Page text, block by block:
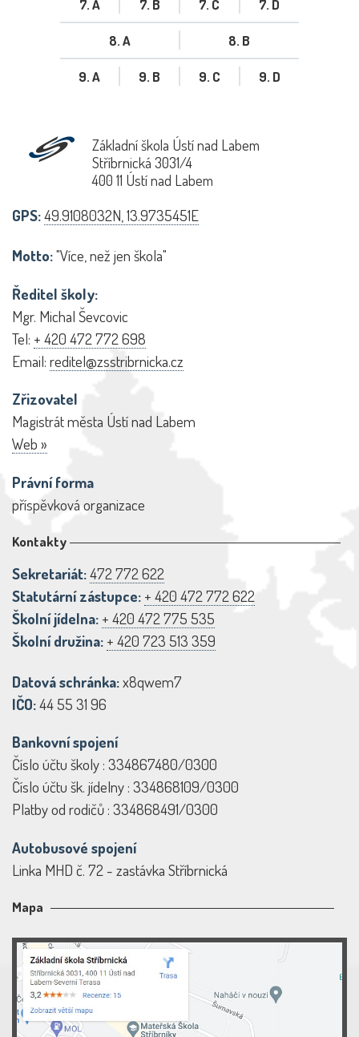
7. A 7. B 7. C 7. D
8. A 8. B
9. A 9. B 9. C 9. D
Základní škola Ústí nad Labem
Stříbrnická 3031/4
400 11 Ústí nad Labem
GPS:49.9108032N, 13.9735451E
Motto:"Více, než jen škola"
Ředitel školy:
Mgr. Michal Ševcovic
Tel: + 420 472 772 698
Email: reditel@zsstribrnicka.cz
Zřizovatel
Magistrát města Ústí nad Labem
Web »
Právní forma
příspěvková organizace
Kontakty
Sekretariát:472 772 622
Statutární zástupce: + 420 472 772 622
Školní jídelna: + 420 472 775 535
Školní družina: + 420 723 513 359
Datová schránka:x8qwem7
IČO:44 55 31 96
Bankovní spojení
Číslo účtu školy : 334867480/0300
Číslo účtu šk. jídelny : 334868109/0300
Platby od rodičů : 334868491/0300
Autobusové spojení
Linka MHD č. 72 - zastávka Stříbrnická
Mapa